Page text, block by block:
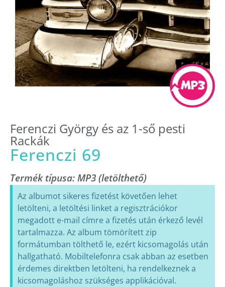
Ferenczi György és az 1-ső pesti
Rackák
Ferenczi 69
Termék típusa:MP3 (letölthető)
Az albumot sikeres fizetést követően lehet
letölteni, a letöltési linket a regisztrációkor
megadott e-mail címre a fizetés után érkező levél
tartalmazza. Az album tömörített zip
formátumban tölthető le, ezért kicsomagolás után
hallgatható. Mobiltelefonra csak abban az esetben
érdemes direktben letölteni, ha rendelkeznek a
kicsomagoláshoz szükséges applikációval.